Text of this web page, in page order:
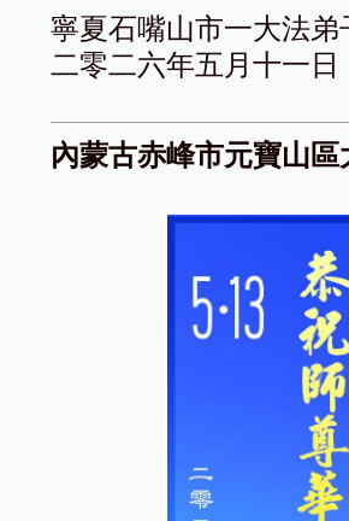
寧夏石嘴山市一大法弟
二零二六年五月十一日
內蒙古赤峰市元寶山